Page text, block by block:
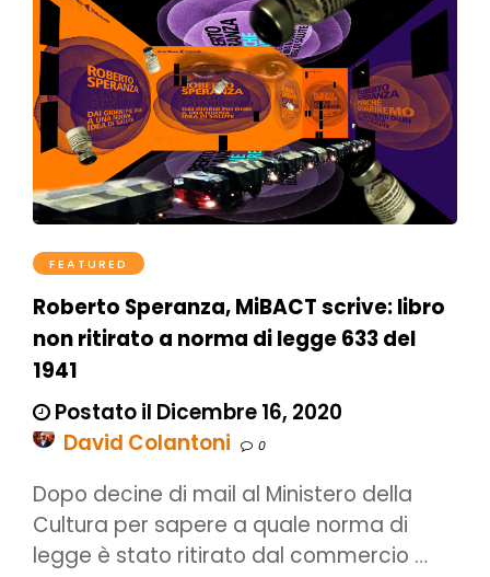
FEATURED
Roberto Speranza, MiBACT scrive: libro
non ritirato a norma di legge 633 del
1941
Postato il Dicembre 16, 2020
David Colantoni
0
Dopo decine di mail al Ministero della
Cultura per sapere a quale norma di
legge è stato ritirato dal commercio …